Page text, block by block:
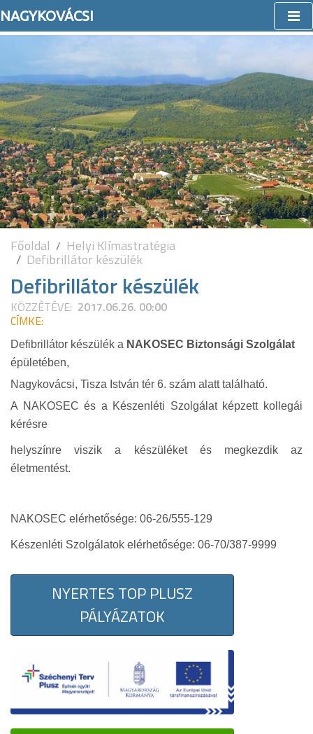
NAGYKOVÁCSI
Főoldal Helyi Klímastratégia
Defibrillátor készülék
Defibrillátor készülék
KÖZZÉTÉVE: 2017.06.26. 00:00
CÍMKE:
Defibrillátor készülék a NAKOSEC Biztonsági Szolgálat
épületében,
Nagykovácsi, Tisza István tér 6. szám alatt található.
A NAKOSEC és a Készenléti Szolgálat képzett kollegái
kérésre
helyszínre viszik a készüléket és megkezdik az
életmentést.
NAKOSEC elérhetősége: 06-26/555-129
Készenléti Szolgálatok elérhetősége: 06-70/387-9999
NYERTES TOP PLUSZ
PÁLYÁZATOK